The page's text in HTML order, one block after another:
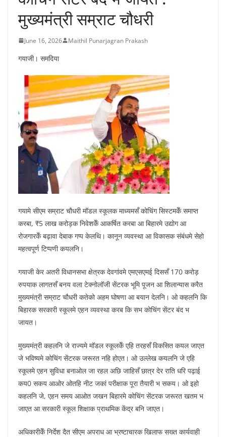
मुख्यमंत्री सम्राट चौधरी
June 16, 2026 Maithil Punarjagran Prakash
गयाजी। समदिया
गयामे सीएम सम्राट चौधरी मॉडल स्कूलक माध्यमसँ कोचिंग सिस्टमकेँ समाप्त
करबा, ₹5 लाख करोड़क निवेशकेँ आकर्षित करबा आ बिहारमे उद्योग आ
रोजगारकेँ बढ़ावा देबाक गप्प केलथि। कानून व्यवस्था आ विकासक संबंधमे सेहो
महत्वपूर्ण टिप्पणी कयलनि।
गयाजी केर अतरी विधानसभा क्षेत्रक देवगांवमे एमएसएमई दिससँ 170 करोड़
रुपयाक लागतसँ बनय वला टेक्नोलॉजी सेंटरक भूमि पूजन आ शिलान्यास करैत
मुख्यमंत्री सम्राट चौधरी कतेको अहम घोषणा आ बयान देलनि। ओ कहलनि कि
बिहारक सरकारी स्कूलमे एहन व्यवस्था करब कि सभ कोचिंग सेंटर बंद भ
जायत।
मुख्यमंत्री कहलनि जे राज्यमे मॉडल स्कूलकेँ एहि तरहसँ विकसित कयल जाएत
जे भविष्यमे कोचिंग सेंटरक जरूरत नहि होएत। ओ उल्लेख कयलनि जे एहि
स्कूलमे एहन सुविधा बनाओल जा रहल अछि जाहिसँ छात्र देर राति धरि पढ़ाई
कय0 सकय आओर ओतहि नीट जकां परीक्षाक पूरा तैयारी भ सकय। ओ इहो
कहलनि जे, एहन समय आओत जखन बिहारमे कोचिंग सेंटरक जरूरत खतम भ
जाएत आ सरकारी स्कूल शिक्षाक प्राथमिक केंद्र बनि जाएत।
अधिकारीकेँ निर्देश दैत सीएम अपराध आ भ्रष्टाचारक खिलाफ सख्त कार्यवाही